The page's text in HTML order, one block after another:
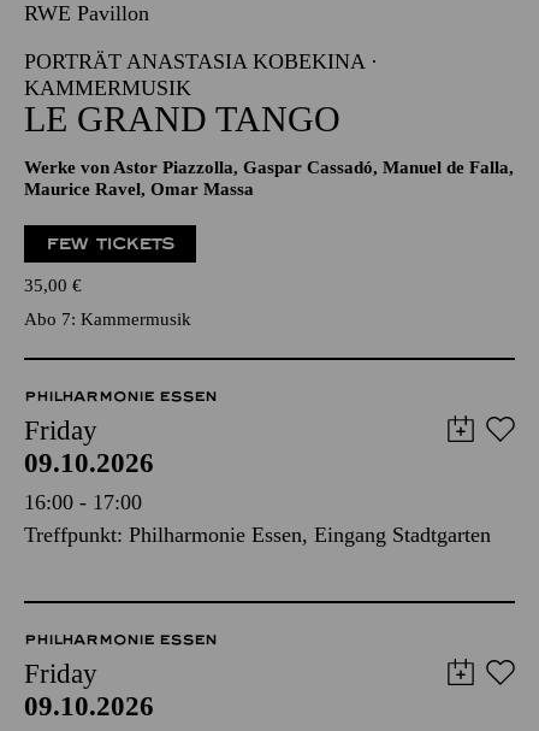
RWE Pavillon
PORTRÄT ANASTASIA KOBEKINA ·
KAMMERMUSIK
LE GRAND TANGO
Werke von Astor Piazzolla, Gaspar Cassadó, Manuel de Falla,
Maurice Ravel, Omar Massa
FEW TICKETS
35,00 €
Abo 7: Kammermusik
PHILHARMONIE ESSEN
Friday
09.10.2026
16:00 - 17:00
Treffpunkt: Philharmonie Essen, Eingang Stadtgarten
PHILHARMONIE ESSEN
Friday
09.10.2026